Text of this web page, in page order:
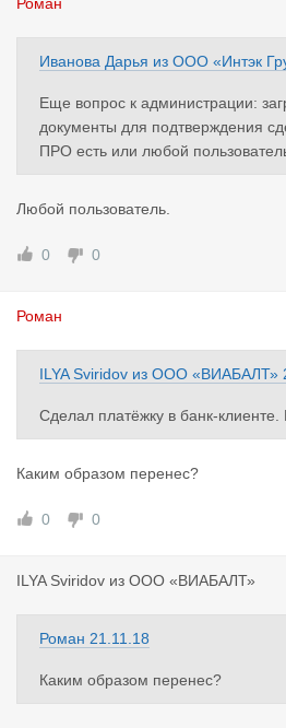
Иванова Дарья из ООО «Интэк
Еще вопрос к администрации:
документы для подтверждения
ПРО есть или любой
Любой пользователь.
0 0
Роман
ILYA Sviridov из ООО «ВИАБАЛТ»
Сделал платёжку в банк-клиенте.
сания, печать. Перенес на
Каким образом перенес?
0 0
ILYA Sviridov из ООО «ВИАБАЛТ»
Роман 21.11.18
Каким образом перенес?